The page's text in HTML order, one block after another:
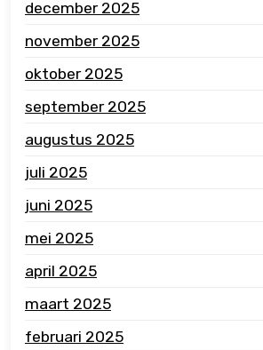
december 2025
november 2025
oktober 2025
september 2025
augustus 2025
juli 2025
juni 2025
mei 2025
april 2025
maart 2025
februari 2025